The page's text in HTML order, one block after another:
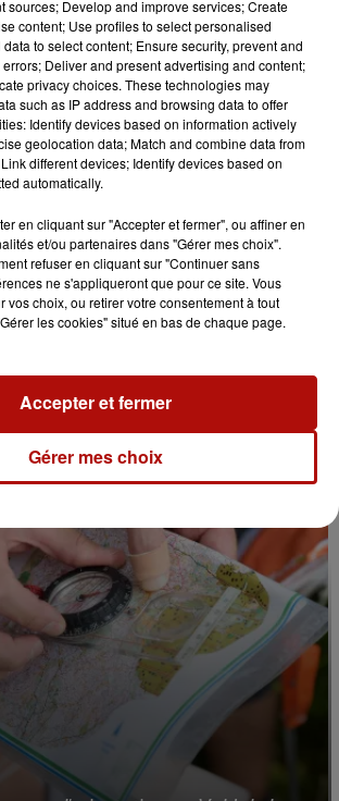
plantes veut devenir Jardin
sources; Develop and improve services; Create
content; Use profiles to select personalised
to select content; Ensure security, prevent and
Deliver and present advertising and content;
privacy choices. These technologies may
such as IP address and browsing data to offer
Identify devices based on information actively
geolocation data; Match and combine data from
different devices; Identify devices based on
automatically.
en cliquant sur "Accepter et fermer", ou affiner en
et/ou partenaires dans "Gérer mes choix".
refuser en cliquant sur "Continuer sans
ne s'appliqueront que pour ce site. Vous
vos choix, ou retirer votre consentement à tout
les cookies" situé en bas de chaque page.
Gérer mes choix
Accepter et fermer